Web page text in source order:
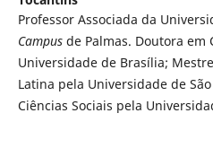
Professor Associada da
Campusde Palmas. Doutora em
Universidade de Brasília;
Latina pela Universidade de
Ciências Sociais pela